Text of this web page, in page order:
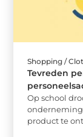
Shopping /
Tevreden
Op school
product te